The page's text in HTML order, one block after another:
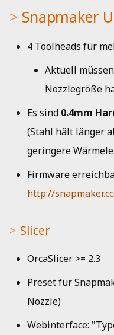
i
e
Software
OctoPrint
Abfälle
Recycling
Musik
Netzwerk
Shells
Single Sign-On
Ergänzende Punkte zur
Vorstand
Snapmaker
4 Toolheads für
Aktuell
Nozzlegröße
Es sind 0.4mm
(Stahl hält länger
geringere
Firmware
http://
Slicer
OrcaSlicer >= 2.3
Preset für
Nozzle)
Webinterface: